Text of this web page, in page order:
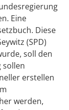
Eine
Diese
(SPD)
soll den
sollen
erstellen
werden,